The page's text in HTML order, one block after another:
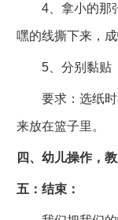
4、拿小的那张
嘿的线撕下来，成
5、分别黏贴
要求：选纸时
来放在篮子里。
四、幼儿操作，教
五：结束：